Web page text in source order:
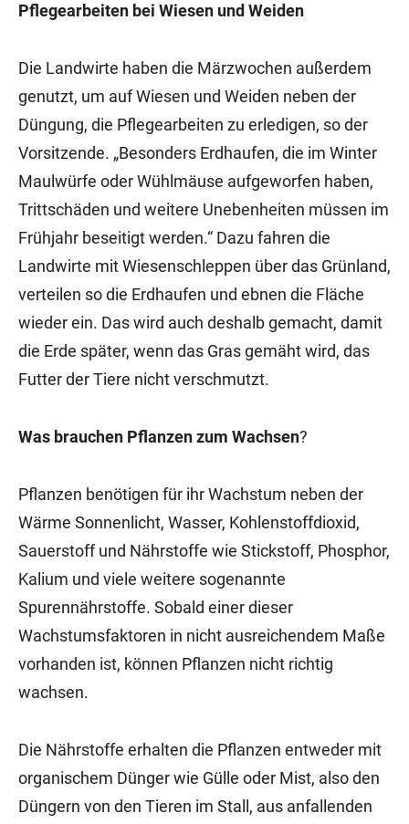
Pflegearbeiten bei Wiesen und Weiden
Die Landwirte haben die Märzwochen außerdem
genutzt, um auf Wiesen und Weiden neben der
Düngung, die Pflegearbeiten zu erledigen, so der
Vorsitzende. „Besonders Erdhaufen, die im Winter
Maulwürfe oder Wühlmäuse aufgeworfen haben,
Trittschäden und weitere Unebenheiten müssen im
Frühjahr beseitigt werden.“ Dazu fahren die
Landwirte mit Wiesenschleppen über das Grünland,
verteilen so die Erdhaufen und ebnen die Fläche
wieder ein. Das wird auch deshalb gemacht, damit
die Erde später, wenn das Gras gemäht wird, das
Futter der Tiere nicht verschmutzt.
Was brauchen Pflanzen zum Wachsen?
Pflanzen benötigen für ihr Wachstum neben der
Wärme Sonnenlicht, Wasser, Kohlenstoffdioxid,
Sauerstoff und Nährstoffe wie Stickstoff, Phosphor,
Kalium und viele weitere sogenannte
Spurennährstoffe. Sobald einer dieser
Wachstumsfaktoren in nicht ausreichendem Maße
vorhanden ist, können Pflanzen nicht richtig
wachsen.
Die Nährstoffe erhalten die Pflanzen entweder mit
organischem Dünger wie Gülle oder Mist, also den
Düngern von den Tieren im Stall, aus anfallenden